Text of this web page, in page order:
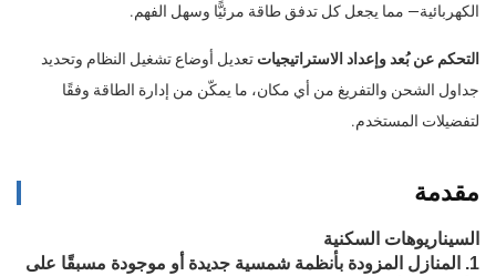
الكهربائية— مما يجعل كل تدفق طاقة مرئيًّا وسهل الفهم.
التحكم عن بُعد وإعداد الاستراتيجيات تعديل أوضاع تشغيل النظام وتحديد
جداول الشحن والتفريغ من أي مكان، ما يمكّن من إدارة الطاقة وفقًا
لتفضيلات المستخدم.
مقدمة
السيناريوهات السكنية
1. المنازل المزودة بأنظمة شمسية جديدة أو موجودة مسبقًا على